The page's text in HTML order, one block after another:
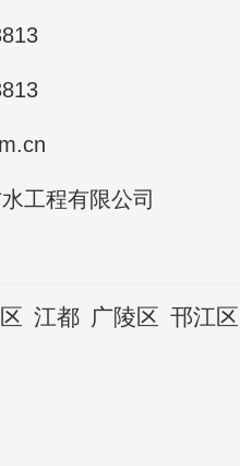
工程有限公司
江都 广陵区 邗江区